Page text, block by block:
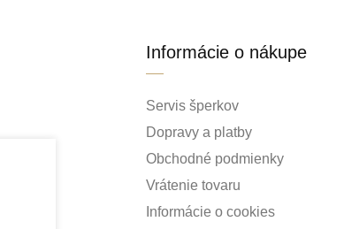
Informácie o nákupe
Servis šperkov
Dopravy a platby
Obchodné podmienky
Vrátenie tovaru
Informácie o cookies